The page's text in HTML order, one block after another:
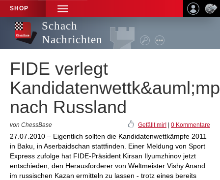
SHOP
TOGGLE
NAVIGATION
Schach
Nachrichten
FIDE verlegt
nach Russland
von ChessBase Gefällt mir! 0 Kommentare
27.07.2010 – Eigentlich sollten die Kandidatenwettkämpfe 2011
in Baku, in Aserbaidschan stattfinden. Einer Meldung von Sport
Express zufolge hat FIDE-Präsident Kirsan Ilyumzhinov jetzt
entschieden, den Herausforderer von Weltmeister Vishy Anand
im russischen Kazan ermitteln zu lassen - trotz eines bereits